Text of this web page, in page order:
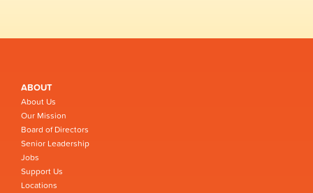
ABOUT
About Us
Our Mission
Board of Directors
Senior Leadership
Jobs
Support Us
Locations